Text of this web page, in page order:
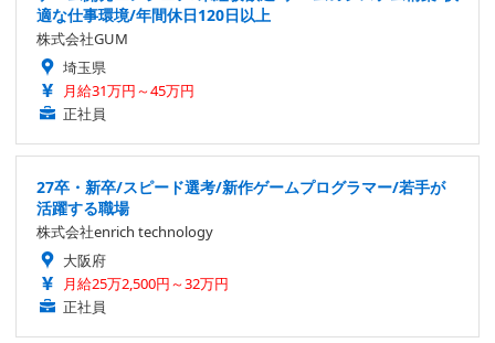
適な仕事環境/年間休日120日以上
株式会社GUM
埼玉県
月給31万円～45万円
正社員
27卒・新卒/スピード選考/新作ゲームプログラマー/若手が
活躍する職場
株式会社enrich technology
大阪府
月給25万2,500円～32万円
正社員